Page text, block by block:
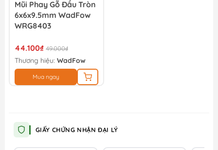
Mũi Phay Gỗ Đầu Tròn
6x6x9.5mm WadFow
WRG8403
44.100₫ 49.000₫
Thương hiệu: WadFow
Mua ngay
GIẤY CHỨNG NHẬN ĐẠI LÝ